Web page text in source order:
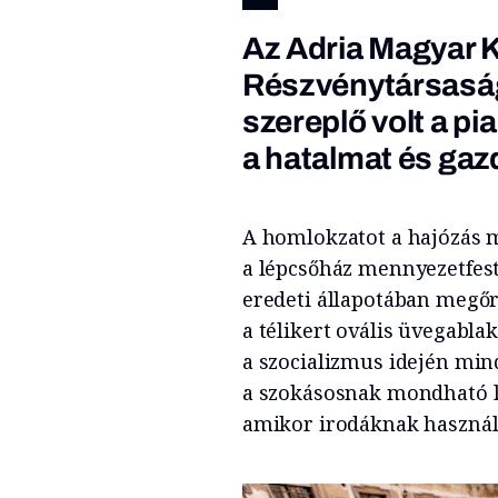
Az Adria Magyar
szereplő volt a
a hatalmat és
A homlokzatot a hajózás
a lépcsőház
eredeti állapotában
a télikert ovális
a szocializmus idején
a szokásosnak
amikor irodáknak